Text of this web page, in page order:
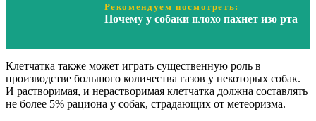
Рекомендуем посмотреть:
Почему у собаки плохо пахнет изо рта
Клетчатка также может играть существенную роль в
производстве большого количества газов у некоторых собак.
И растворимая, и нерастворимая клетчатка должна составлять
не более 5% рациона у собак, страдающих от метеоризма.